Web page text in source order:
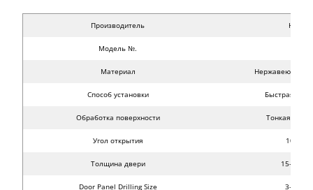
Производитель Huiso
Модель №.
Материал Нержавеющая
Способ установки Быстрая
Обработка поверхности Тонкая
Угол открытия 105±3°
Толщина двери 15-20
Door Panel Drilling Size 3-8 mm